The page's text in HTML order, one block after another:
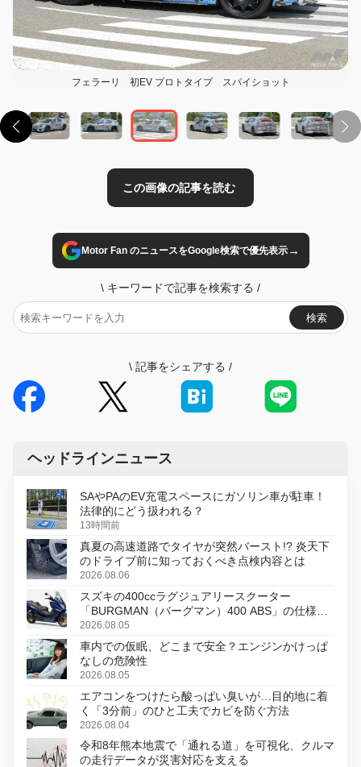
フェラーリ 初EV プロトタイプ スパイショット
Motor Fan のニュースをGoogle検索で優先表示→
\ キーワードで記事を検索する /
検索
\ 記事をシェアする /
ヘッドラインニュース
SAやPAのEV充電スペースにガソリン車が駐車！
法律的にどう扱われる？
13時間前
真夏の高速道路でタイヤが突然バースト!? 炎天下
のドライブ前に知っておくべき点検内容とは
2026.08.06
スズキの400ccラグジュアリースクーター
「BURGMAN（バーグマン）400 ABS」の仕様を
変更し、8月18日に発売
2026.08.05
車内での仮眠、どこまで安全？エンジンかけっぱ
なしの危険性
2026.08.05
エアコンをつけたら酸っぱい臭いが…目的地に着
く「3分前」のひと工夫でカビを防ぐ方法
2026.08.04
令和8年熊本地震で「通れる道」を可視化、クルマ
の走行データが災害対応を支える